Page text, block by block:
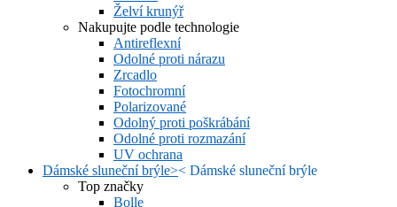
Želví krunýř
Nakupujte podle technologie
Antireflexní
Odolné proti nárazu
Zrcadlo
Fotochromní
Polarizované
Odolný proti poškrábání
Odolné proti rozmazání
UV ochrana
Dámské sluneční brýle>< Dámské sluneční brýle
Top značky
Bolle